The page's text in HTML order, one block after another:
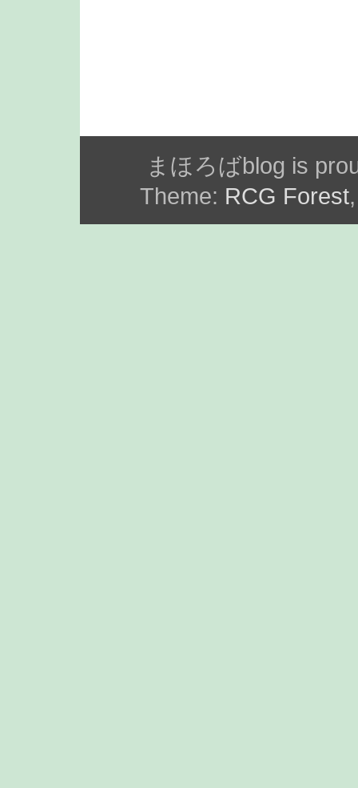
まほろばblog is
Theme: RCG Forest